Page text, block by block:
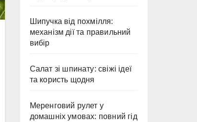
Шипучка від похмілля:
механізм дії та правильний
вибір
Салат зі шпинату: свіжі ідеї
та користь щодня
Меренговий рулет у
домашніх умовах: повний гід